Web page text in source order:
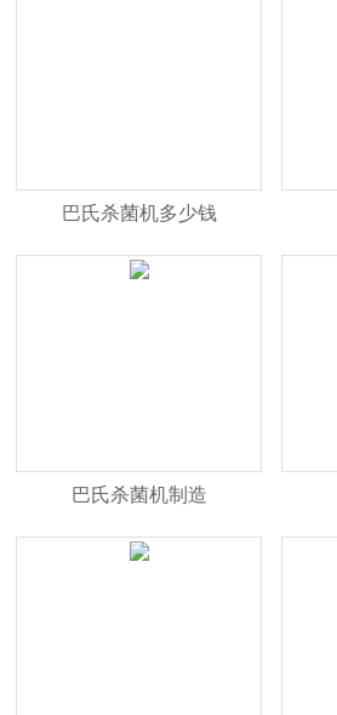
巴氏杀菌机多少钱
巴氏杀菌机制造